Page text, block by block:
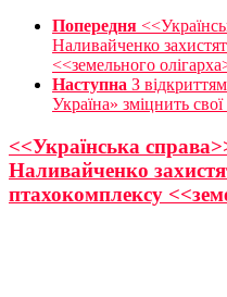
Попередня
Наливайченко
<<земельного
Наступна З
Україна» зміцнить свої
<<Українська
Наливайченко
птахокомплексу